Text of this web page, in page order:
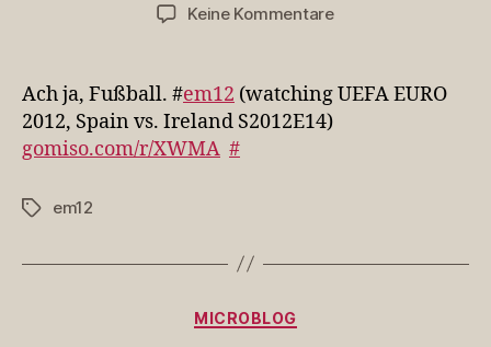
Keine Kommentarezu
Fußball.
Ach ja, Fußball. #em12 (watching UEFA EURO
2012, Spain vs. Ireland S2012E14)
gomiso.com/r/XWMA #
Schlagwörter
em12
Kategorien
MICROBLOG